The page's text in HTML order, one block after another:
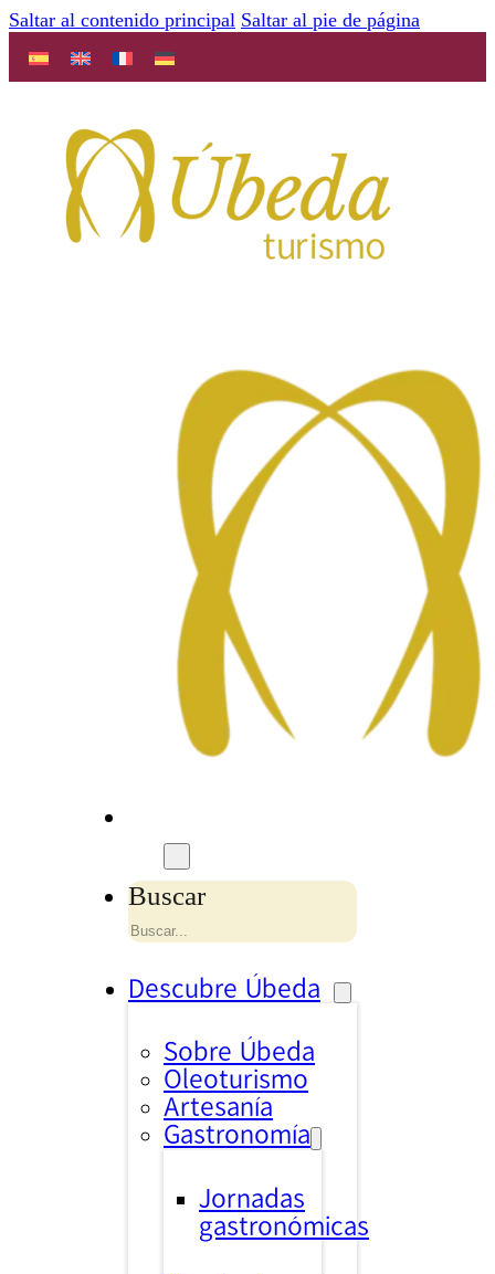
Saltar al contenido principal Saltar al pie de página
Buscar
Descubre Úbeda
Sobre Úbeda
Oleoturismo
Artesanía
Gastronomía
Jornadas
gastronómicas